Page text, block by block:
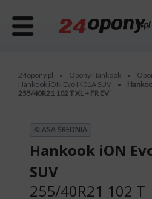
24opony.pl • Opony Hankook •
Hankook iON Evo IK01A SUV •
255/40R21 102 T XL + FR EV
KLASA ŚREDNIA
Hankook iON
SUV
255/40R21 102 T